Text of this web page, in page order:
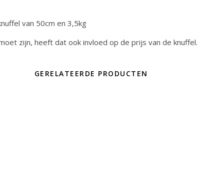
van 50cm en 3,5kg
zijn, heeft dat ook invloed op de prijs van de knuffel.
GERELATEERDE PRODUCTEN